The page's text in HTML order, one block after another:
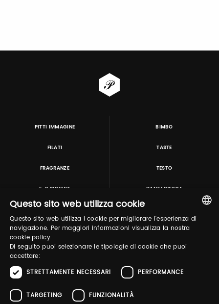
PITTI IMMAGINE BIMBO
FILATI TASTE
FRAGRANZE TESTO
E-P SUMMIT DANZAINFIERA
TUTORING & CONSULTING
ITALIAN
Questo sito web utilizza cookie
Questo sito web utilizza i cookie per migliorare l'esperienza di
navigazione. Per maggiori informazioni visualizza la nostra
cookie policy
Di seguito puoi selezionare le tipologie di cookie che puoi
accettare:
STRETTAMENTE NECESSARI
PERFORMANCE
TARGETING FUNZIONALITÀ